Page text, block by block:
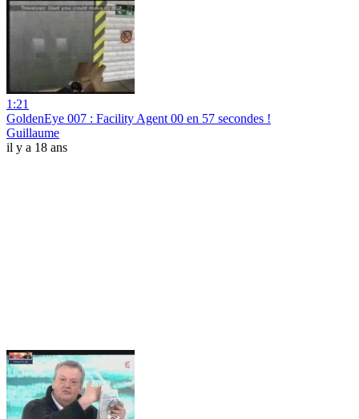
1:21
GoldenEye 007 : Facility Agent 00 en 57 secondes !
Guillaume
il y a 18 ans